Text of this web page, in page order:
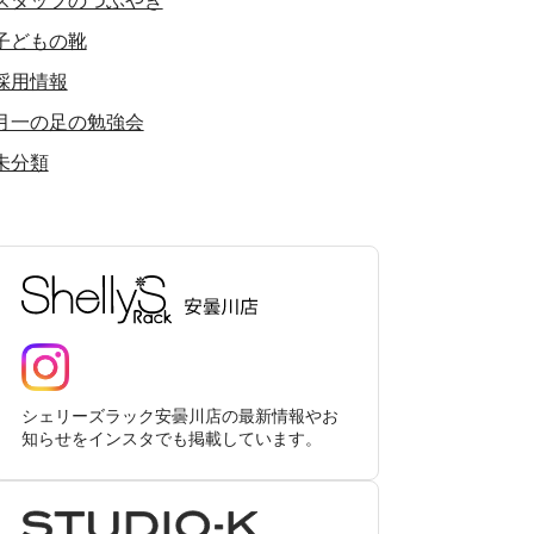
どもの靴
用情報
一の足の勉強会
分類
シェリーズラック安曇川店の最新情報やお
知らせをインスタでも掲載しています。